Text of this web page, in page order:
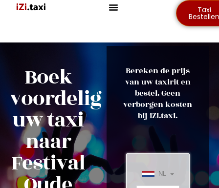
Taxi
Boek
voordelig
uw taxi
naar
Festival
Bereken de prijs
van uw taxirit en
bestel. Geen
verborgen kosten
bij iZi.taxi.